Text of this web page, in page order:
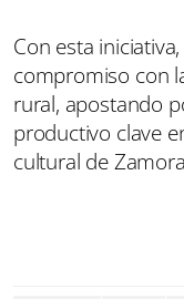
Con esta
compromiso con
rural, apostando
productivo clave
cultural de